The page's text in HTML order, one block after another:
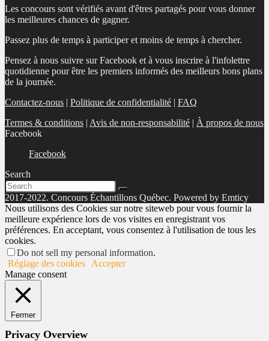
Les concours sont vérifiés avant d'êtres partagés pour vous donner
les meilleures chances de gagner.
Passez plus de temps à participer et moins de temps à chercher.
Pensez à nous suivre sur Facebook et à vous inscrire à l'infolettre
quotidienne pour être les premiers informés des meilleurs bons plans
de la journée.
Contactez-nous | Politique de confidentialité | FAQ
Termes & conditions | Avis de non-responsabilité | À propos de nous
Facebook
Facebook
Search
2017-2022. Concours Échantillons Québec. Powered by Emticy
Nous utilisons des Cookies sur notre siteweb pour vous fournir la
meilleure expérience lors de vos visites en enregistrant vos
préférences. En acceptant, vous consentez à l'utilisation de tous les
cookies.
Do not sell my personal information.
Réglage des cookies
Accepter
Manage consent
Fermer
Privacy Overview